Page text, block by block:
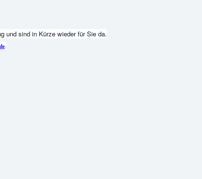
und sind in Kürze wieder für Sie da.
.